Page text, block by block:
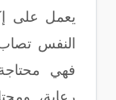
يعمل على
النفس تصاب
فهي